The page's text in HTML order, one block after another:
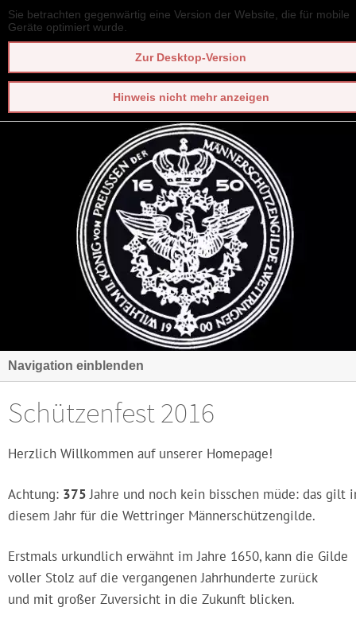
Sie betrachten gegenwärtig eine Version der Website, die für mobile
Geräte optimiert wurde.
Zur Desktop-Version
Hinweis nicht mehr anzeigen
Navigation einblenden
Schützenfest 2016
Herzlich Willkommen auf unserer Homepage!
Achtung: 375Jahre und noch kein bisschen müde: das gilt
diesem Jahr für die Wettringer Männerschützengilde.
Erstmals urkundlich erwähnt im Jahre 1650, kann die Gilde
voller Stolz auf die vergangenen Jahrhunderte zurück
und mit großer Zuversicht in die Zukunft blicken.